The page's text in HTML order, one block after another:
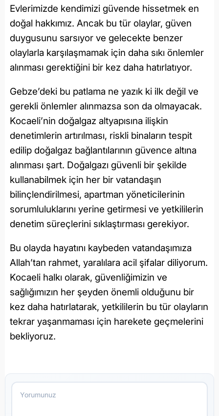
Evlerimizde kendimizi güvende hissetmek en
doğal hakkımız. Ancak bu tür olaylar, güven
duygusunu sarsıyor ve gelecekte benzer
olaylarla karşılaşmamak için daha sıkı önlemler
alınması gerektiğini bir kez daha hatırlatıyor.
Gebze’deki bu patlama ne yazık ki ilk değil ve
gerekli önlemler alınmazsa son da olmayacak.
Kocaeli’nin doğalgaz altyapısına ilişkin
denetimlerin artırılması, riskli binaların tespit
edilip doğalgaz bağlantılarının güvence altına
alınması şart. Doğalgazı güvenli bir şekilde
kullanabilmek için her bir vatandaşın
bilinçlendirilmesi, apartman yöneticilerinin
sorumluluklarını yerine getirmesi ve yetkililerin
denetim süreçlerini sıklaştırması gerekiyor.
Bu olayda hayatını kaybeden vatandaşımıza
Allah’tan rahmet, yaralılara acil şifalar diliyorum.
Kocaeli halkı olarak, güvenliğimizin ve
sağlığımızın her şeyden önemli olduğunu bir
kez daha hatırlatarak, yetkililerin bu tür olayların
tekrar yaşanmaması için harekete geçmelerini
bekliyoruz.